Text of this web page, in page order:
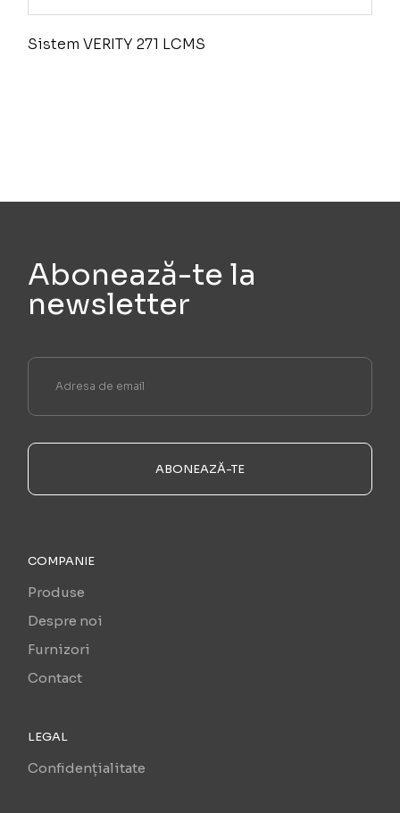
Sistem VERITY 271 LCMS
Abonează-te la
newsletter
ABONEAZĂ-TE
COMPANIE
Produse
Despre noi
Furnizori
Contact
LEGAL
Confidențialitate